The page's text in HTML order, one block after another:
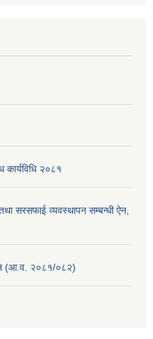
कार्यविधि २०८१
सरसफाई व्यवस्थापन सम्बन्धी ऐन,
(आ.व. २०८१/०८२)